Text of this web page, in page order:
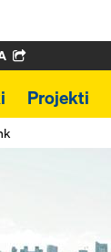
Projekti